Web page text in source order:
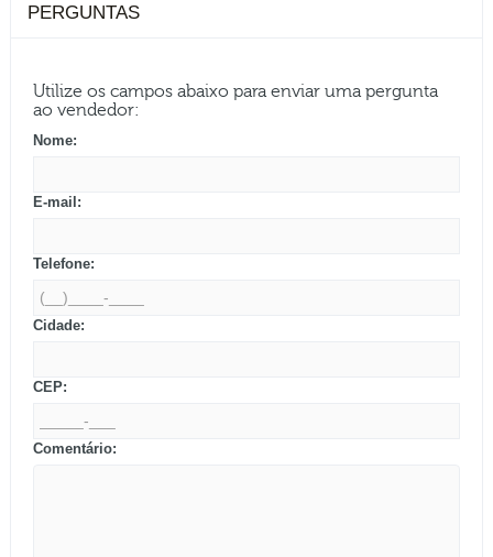
PERGUNTAS
Utilize os campos abaixo para enviar uma pergunta
ao vendedor:
Nome:
E-mail:
Telefone:
Cidade:
CEP:
Comentário: